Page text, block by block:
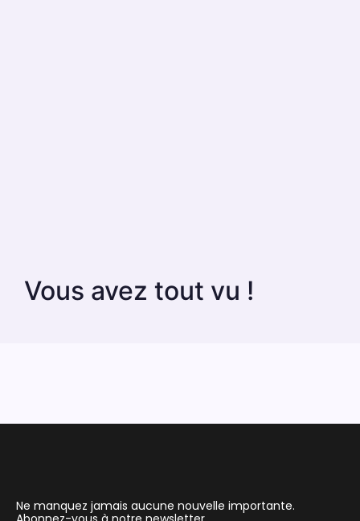
Vous avez tout vu !
Ne manquez jamais aucune nouvelle importante.